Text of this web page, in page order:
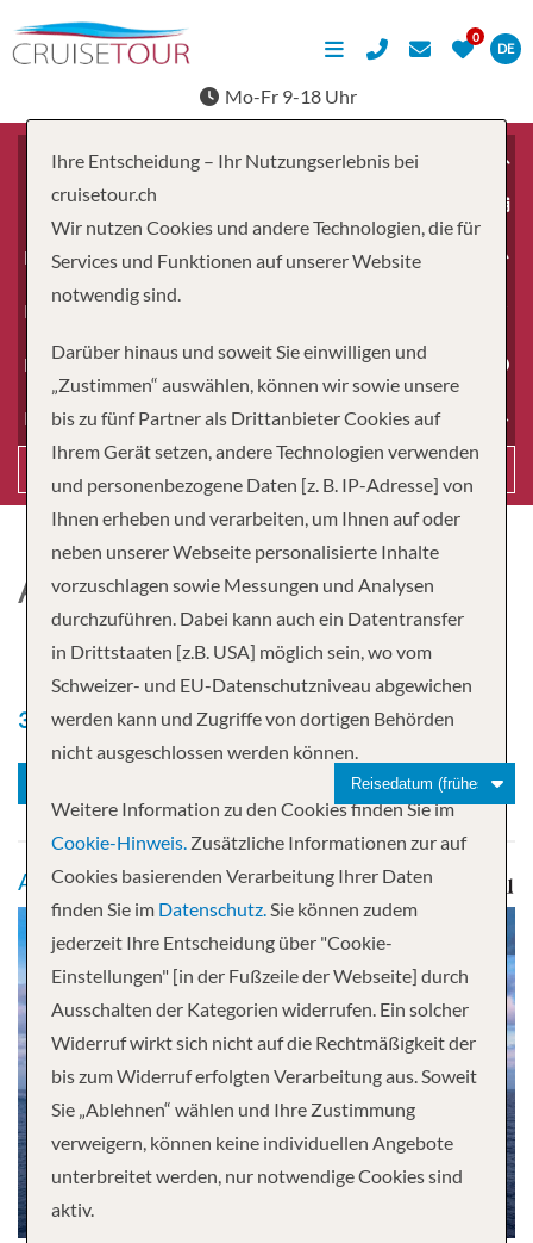
DE
Mo-Fr 9-18 Uhr
Erwachsene
Kinder
Dauer
Reiseart
AMERICAN CRUISE LINES
38'779Kreuzfahrten gefunden
Alaska ab Seattle, WA
Ihre Entscheidung – Ihr Nutzungserlebnis bei
cruisetour.ch
Wir nutzen Cookies und andere Technologien, die für
Services und Funktionen auf unserer Website
notwendig sind.
Darüber hinaus und soweit Sie einwilligen und
„Zustimmen“ auswählen, können wir sowie unsere
bis zu fünf Partner als Drittanbieter Cookies auf
Ihrem Gerät setzen, andere Technologien verwenden
und personenbezogene Daten [z. B. IP-Adresse] von
Ihnen erheben und verarbeiten, um Ihnen auf oder
neben unserer Webseite personalisierte Inhalte
vorzuschlagen sowie Messungen und Analysen
durchzuführen. Dabei kann auch ein Datentransfer
in Drittstaaten [z.B. USA] möglich sein, wo vom
Schweizer- und EU-Datenschutzniveau abgewichen
werden kann und Zugriffe von dortigen Behörden
nicht ausgeschlossen werden können.
Weitere Information zu den Cookies finden Sie im
Cookie-Hinweis. Zusätzliche Informationen zur auf
Cookies basierenden Verarbeitung Ihrer Daten
finden Sie im Datenschutz.Sie können zudem
jederzeit Ihre Entscheidung über "Cookie-
Einstellungen" [in der Fußzeile der Webseite] durch
Ausschalten der Kategorien widerrufen. Ein solcher
Widerruf wirkt sich nicht auf die Rechtmäßigkeit der
bis zum Widerruf erfolgten Verarbeitung aus. Soweit
Sie „Ablehnen“ wählen und Ihre Zustimmung
verweigern, können keine individuellen Angebote
unterbreitet werden, nur notwendige Cookies sind
aktiv.